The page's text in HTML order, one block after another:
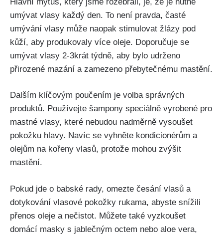
umývat vlasy každý ⁢den. ⁤To není pravda,⁢ časté
umývání⁣ vlasy může naopak stimulovat⁤ žlázy pod
kůží, aby ​produkovaly více oleje. ​Doporučuje se⁣
umývat vlasy 2-3krát týdně, aby bylo udrženo‌
přirozené mazání ⁤a zamezeno přebytečnému mastění.
Dalším klíčovým poučením⁤ je volba ‍správných
produktů. Používejte šampony speciálně ‌vyrobené pro
mastné⁢ vlasy, které nebudou nadměrně vysoušet ​
pokožku hlavy. Navíc se vyhněte kondicionérům a
olejům⁢ na kořeny⁤ vlasů, protože mohou zvýšit
mastění.
Pokud jde o babské rady, omezte česání vlasů a
dotykování vlasové pokožky⁣ rukama, abyste‍ snížili
⁣přenos ⁣oleje a nečistot.​ Můžete také vyzkoušet
domácí masky s jablečným octem nebo ⁢aloe vera,⁣